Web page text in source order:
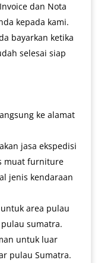
dan Nota
kepada kami.
bayarkan ketika
selesai siap
ke alamat
jasa ekspedisi
muat furniture
jenis kendaraan
area pulau
sumatra.
untuk luar
pulau Sumatra.